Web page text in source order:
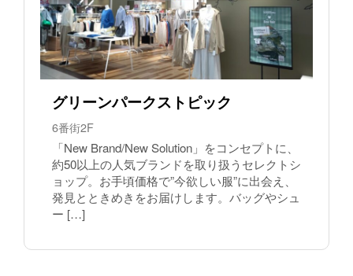
グリーンパークストピック
6番街2F
「New Brand/New Solution」をコンセプトに、
約50以上の人気ブランドを取り扱うセレクトシ
ョップ。お手頃価格で”今欲しい服”に出会え、
発見とときめきをお届けします。バッグやシュ
ー […]